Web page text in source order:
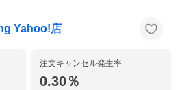
Yahoo!店
注文キャンセル発生率
0.30％